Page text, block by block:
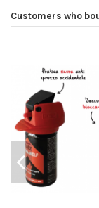
Customers who